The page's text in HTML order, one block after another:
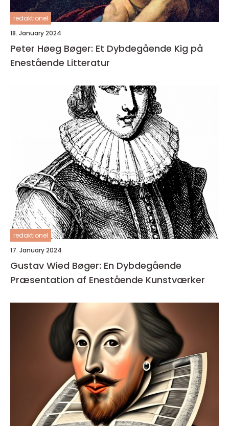
redaktionel
18. January 2024
Peter Høeg Bøger: Et Dybdegående Kig på
Enestående Litteratur
redaktionel
17. January 2024
Gustav Wied Bøger: En Dybdegående
Præsentation af Enestående Kunstværker